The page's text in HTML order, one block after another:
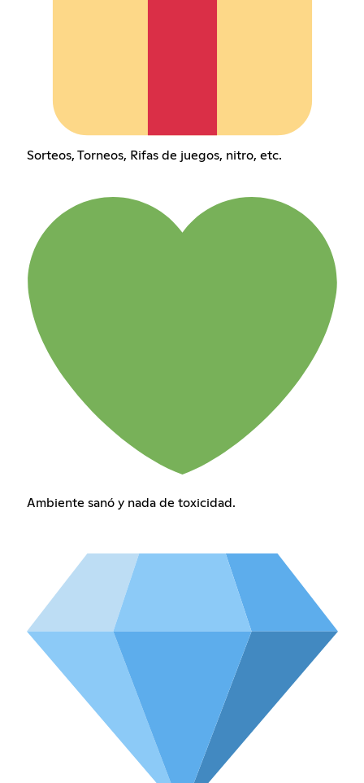
Sorteos, Torneos, Rifas de juegos, nitro, etc.
Ambiente sanó y nada de toxicidad.